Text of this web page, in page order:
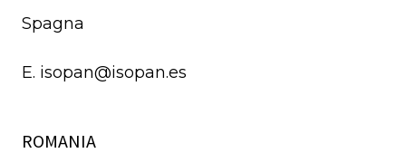
Spagna
E. isopan@isopan.es
ROMANIA